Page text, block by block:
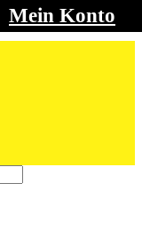
Mein Konto